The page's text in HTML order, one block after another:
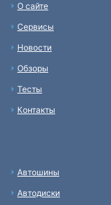
О сайте
Сервисы
Новости
Обзоры
Тесты
Контакты
Автошины
Автодиски